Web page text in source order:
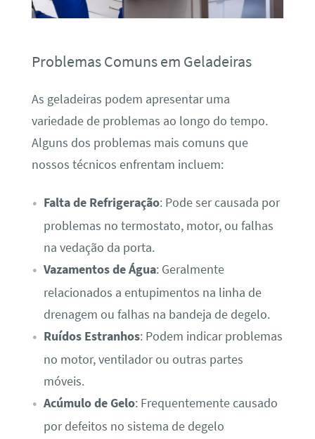
Problemas Comuns em Geladeiras
As geladeiras podem apresentar uma
variedade de problemas ao longo do tempo.
Alguns dos problemas mais comuns que
nossos técnicos enfrentam incluem:
Falta de Refrigeração: Pode ser causada por
problemas no termostato, motor, ou falhas
na vedação da porta.
Vazamentos de Água: Geralmente
relacionados a entupimentos na linha de
drenagem ou falhas na bandeja de degelo.
Ruídos Estranhos: Podem indicar problemas
no motor, ventilador ou outras partes
móveis.
Acúmulo de Gelo: Frequentemente causado
por defeitos no sistema de degelo